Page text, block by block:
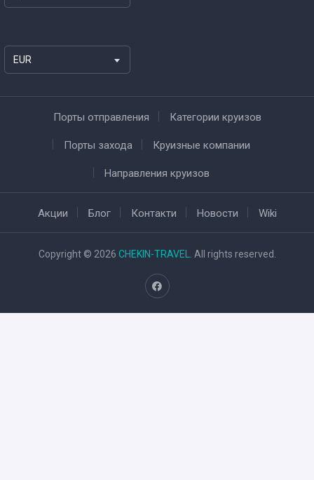
EUR
Порты отправления Категории круизов
Порты захода Круизные компании
Направления круизов
Акции Блог Контакти Новости Wiki
Copyright © 2026 CHEKIN-TRAVEL . All rights reserved.